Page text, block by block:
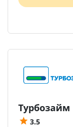
Турбозайм
3.5